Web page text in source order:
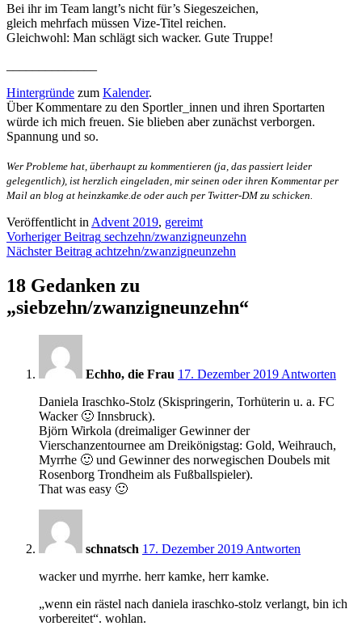
Bei ihr im Team langt’s nicht für’s Siegeszeichen,
gleich mehrfach müssen Vize-Titel reichen.
Gleichwohl: Man schlägt sich wacker. Gute Truppe!
Hintergründe zum Kalender.
Über Kommentare zu den Sportler_innen und ihren Sportarten
würde ich mich freuen. Sie blieben aber zunächst verborgen.
Spannung und so.
Wer Probleme hat, überhaupt zu kommentieren (ja, das passiert leider
gelegentlich), ist herzlich eingeladen, mir seinen oder ihren Kommentar per
Mail an blog at heinzkamke.de oder auch per Twitter-DM zu schicken.
Veröffentlicht in Advent 2019, gereimt
Beitragsnavigation
Vorheriger Beitrag sechzehn/zwanzigneunzehn
Nächster Beitrag achtzehn/zwanzigneunzehn
18 Gedanken zu
„siebzehn/zwanzigneunzehn“
Echho, die Frau 17. Dezember 2019 Antworten
Daniela Iraschko-Stolz (Skispringerin, Torhüterin u. a. FC
Wacker 🙂 Innsbruck).
Björn Wirkola (dreimaliger Gewinner der
Vierschanzentournee am Dreikönigstag: Gold, Weihrauch,
Myrrhe 🙂 und Gewinner des norwegischen Doubels mit
Rosenborg Trondheim als Fußballspieler).
That was easy 🙂
schnatsch 17. Dezember 2019 Antworten
wacker und myrrhe. herr kamke, herr kamke.
„wenn ein rästel nach daniela iraschko-stolz verlangt, bin ich
vorbereitet“. wohlan.